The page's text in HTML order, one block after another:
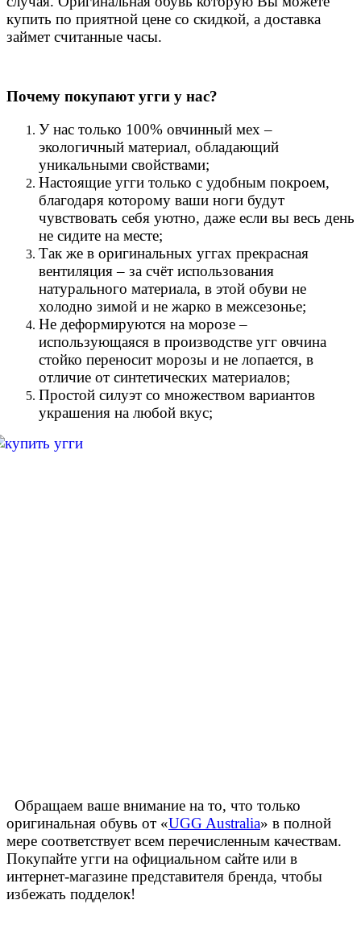
купить по приятной цене со скидкой, а доставка
займет считанные часы.
Почему покупают угги у нас?
У нас только 100% овчинный мех –
экологичный материал, обладающий
уникальными свойствами;
Настоящие угги только с удобным покроем,
благодаря которому ваши ноги будут
чувствовать себя уютно, даже если вы весь день
не сидите на месте;
Так же в оригинальных уггах прекрасная
вентиляция – за счёт использования
натурального материала, в этой обуви не
холодно зимой и не жарко в межсезонье;
Не деформируются на морозе –
использующаяся в производстве угг овчина
стойко переносит морозы и не лопается, в
отличие от синтетических материалов;
Простой силуэт со множеством вариантов
украшения на любой вкус;
Обращаем ваше внимание на то, что только
оригинальная обувь от «UGG Australia» в полной
мере соответствует всем перечисленным качествам.
Покупайте угги на официальном сайте или в
интернет-магазине представителя бренда, чтобы
избежать подделок!